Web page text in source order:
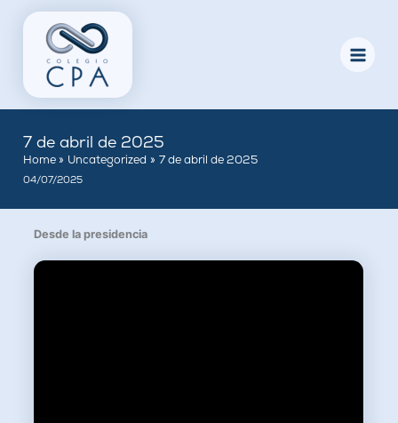
7 de abril de 2025
Home Uncategorized 7 de abril de 2025
04/07/2025
Desde la presidencia